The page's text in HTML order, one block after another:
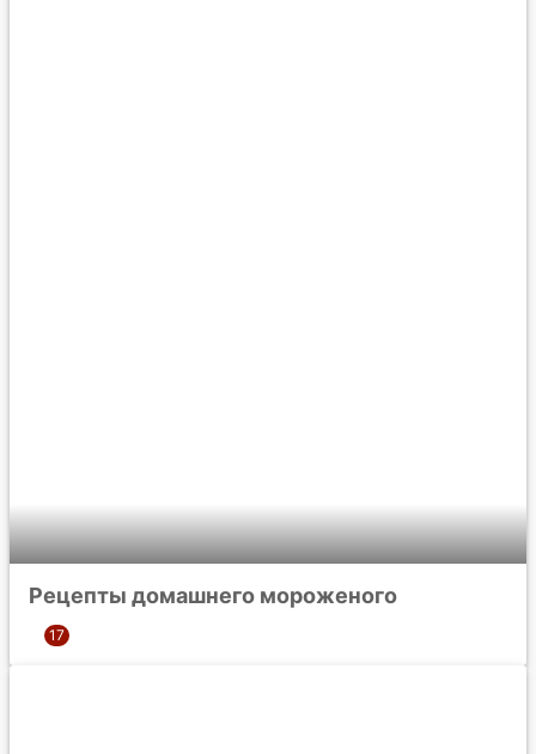
Рецепты домашнего мороженого